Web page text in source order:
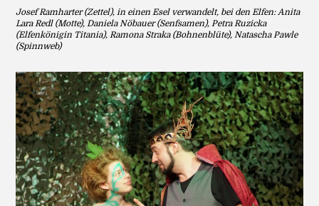
Josef Ramharter (Zettel), in einen Esel verwandelt, bei den Elfen: Anita
Lara Redl (Motte), Daniela Nöbauer (Senfsamen), Petra Ruzicka
(Elfenkönigin Titania), Ramona Straka (Bohnenblüte), Natascha Pawle
(Spinnweb)